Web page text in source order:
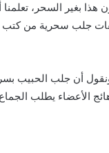
بغير السحر، تعلمنا
جلب سحرية من كتب
ونقول أن جلب
الأعضاء يطلب